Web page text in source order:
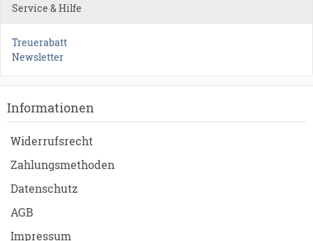
Service & Hilfe
Treuerabatt
Newsletter
Informationen
Widerrufsrecht
Zahlungsmethoden
Datenschutz
AGB
Impressum